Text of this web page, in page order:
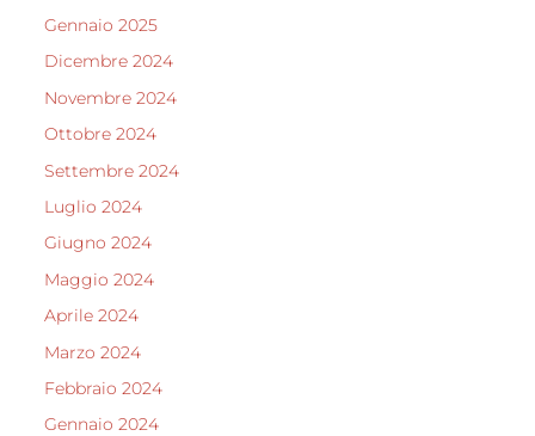
Gennaio 2025
Dicembre 2024
Novembre 2024
Ottobre 2024
Settembre 2024
Luglio 2024
Giugno 2024
Maggio 2024
Aprile 2024
Marzo 2024
Febbraio 2024
Gennaio 2024